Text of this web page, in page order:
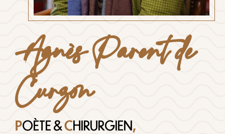
Agnès Parent de
Curzon
POÈTE &CHIRURGIEN,